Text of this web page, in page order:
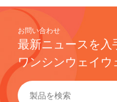
お問い合わせ
最新ニュースを入
ワンシンウェイ